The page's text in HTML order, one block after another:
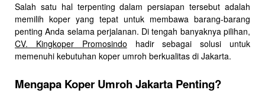
Salah satu hal terpenting dalam persiapan tersebut adalah
memilih koper yang tepat untuk membawa barang-barang
penting Anda selama perjalanan. Di tengah banyaknya pilihan,
CV. Kingkoper Promosindo hadir sebagai solusi untuk
memenuhi kebutuhan koper umroh berkualitas di Jakarta.
Mengapa Koper Umroh Jakarta Penting?